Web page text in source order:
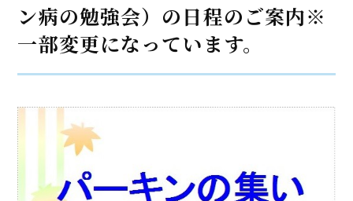
ン病の勉強会）の日程のご案内※
一部変更になっています。